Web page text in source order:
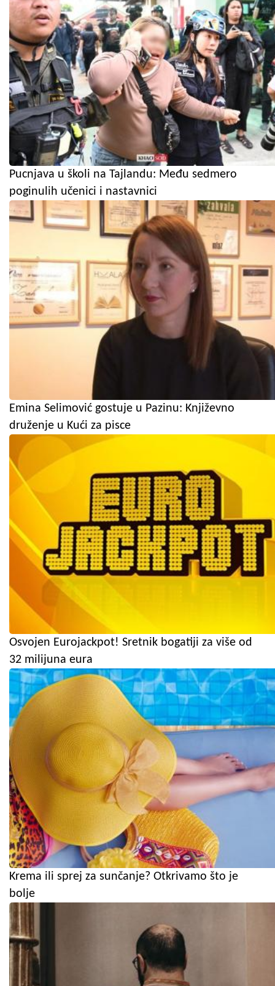
Pucnjava u školi na Tajlandu: Među sedmero
poginulih učenici i nastavnici
Emina Selimović gostuje u Pazinu: Književno
druženje u Kući za pisce
Osvojen Eurojackpot! Sretnik bogatiji za više od
32 milijuna eura
Krema ili sprej za sunčanje? Otkrivamo što je
bolje